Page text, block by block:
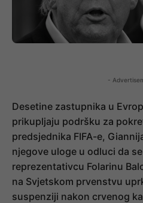
-
Desetine zastupnika u
prikupljaju podršku za
predsjednika FIFA-e,
njegove uloge u odluci da
reprezentativcu Folarinu
na Svjetskom prvenstvu
suspenziji nakon crvenog